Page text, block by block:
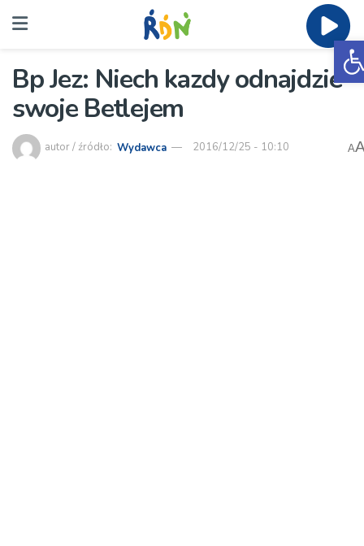
Bp Jez: Niech kazdy odnajdzie
swoje Betlejem
autor / źródło: Wydawca 2016/12/25 - 10:10 A